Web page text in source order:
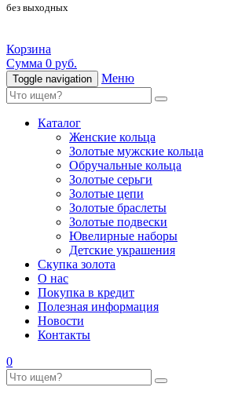
без выходных
Корзина
Сумма 0 руб.
Toggle navigation Меню
Каталог
Женские кольца
Золотые мужские кольца
Обручальные кольца
Золотые серьги
Золотые цепи
Золотые браслеты
Золотые подвески
Ювелирные наборы
Детские украшения
Скупка золота
О нас
Покупка в кредит
Полезная информация
Новости
Контакты
0